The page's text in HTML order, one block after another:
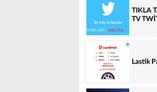
TIKLA
TV
Lastik